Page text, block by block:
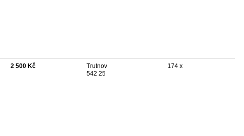
2 500 Kč
Trutnov
542 25
174 x